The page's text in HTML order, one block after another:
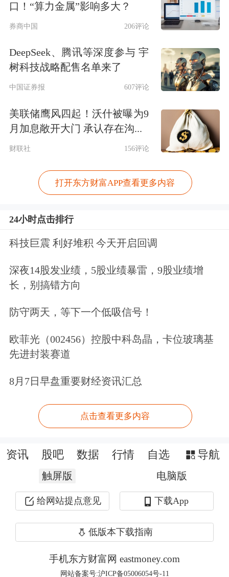
于包括英伟达设计的人工智能芯片中。
该公司表示，从2022年到2026年，人工
智能加速器晶圆需求预计将增长11倍。
台积电称，其在美国亚利桑那州的第一
搬迁计划于2026年下半年进行；第三座
晶圆厂的建设正在进行中；第四座晶圆
于今年开工建设。
台积电在日本的第一座晶圆厂目前已开
始量产22纳米和28纳米产品。由于市场
为3纳米制程。德国晶圆厂目前正在建
纳米和22纳米制程，随后将推出16纳米
和12纳米制程。
台积电上调业绩预期
近日，台积电公布的营收数据显示，公
司4月合并营收约为4107.3亿新台币，
口！“算力金属”影响多大？
券商中国 206评论
DeepSeek、腾讯等深度参与 宇
树科技战略配售名单来了
中国证券报 607评论
美联储鹰风四起！沃什被曝为9
月加息敞开大门 承认存在沟...
财联社 156评论
打开东方财富APP查看更多内容
24小时点击排行
科技巨震 利好堆积 今天开启回调
深夜14股发业绩，5股业绩暴雷，9股业绩增
长，别搞错方向
防守两天，等下一个低吸信号！
欧菲光（002456）控股中科岛晶，卡位玻璃基
先进封装赛道
8月7日早盘重要财经资讯汇总
点击查看更多内容
资讯 股吧 数据 行情 自选 导航
触屏版 电脑版
给网站提点意见 下载App
低版本下载指南
手机东方财富网 eastmoney.com
网站备案号:沪ICP备05006054号-11